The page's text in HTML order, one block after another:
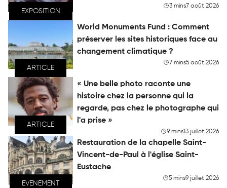
EXPOSITION
3 mins7 août 2026
ARTICLE
World Monuments Fund : Comment
préserver les sites historiques face au
changement climatique ?
7 mins5 août 2026
ARTICLE
« Une belle photo raconte une
histoire chez la personne qui la
regarde, pas chez le photographe qui
l'a prise »
9 mins 13 juillet 2026
EVENEMENT
Restauration de la chapelle Saint-
Vincent-de-Paul à l'église Saint-
Eustache
5 mins9 juillet 2026